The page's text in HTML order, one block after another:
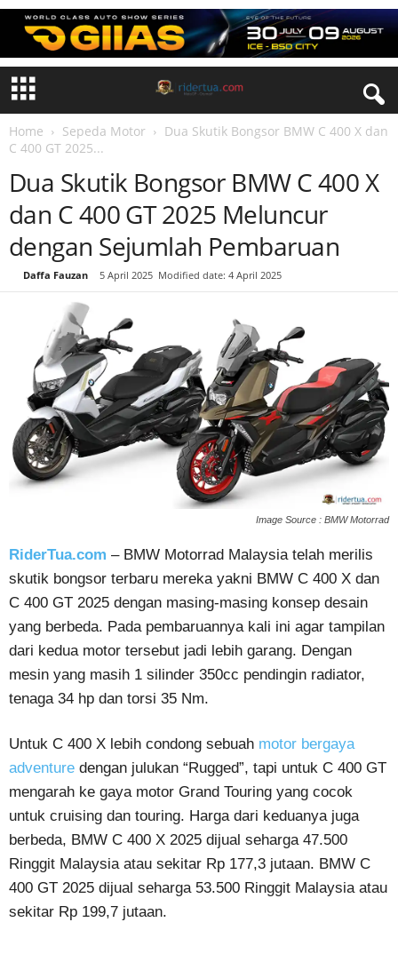
Home Sepeda Motor
Dua Skutik Bongsor BMW C 400 X dan
C 400 GT 2025...
Dua Skutik Bongsor BMW C 400 X
dan C 400 GT 2025 Meluncur
dengan Sejumlah Pembaruan
Daffa Fauzan 5 April 2025 Modified date: 4 April 2025
Image Source : BMW Motorrad
RiderTua.com – BMW Motorrad Malaysia telah merilis
skutik bongsor terbaru mereka yakni BMW C 400 X dan
C 400 GT 2025 dengan masing-masing konsep desain
yang berbeda. Pada pembaruannya kali ini agar tampilan
dari kedua motor tersebut jadi lebih garang. Dengan
mesin yang masih 1 silinder 350cc pendingin radiator,
tenaga 34 hp dan torsi 35 Nm.
Untuk C 400 X lebih condong sebuah motor bergaya
adventure dengan julukan “Rugged”, tapi untuk C 400 GT
mengarah ke gaya motor Grand Touring yang cocok
untuk cruising dan touring. Harga dari keduanya juga
berbeda, BMW C 400 X 2025 dijual seharga 47.500
Ringgit Malaysia atau sekitar Rp 177,3 jutaan. BMW C
400 GT 2025 dijual seharga 53.500 Ringgit Malaysia atau
sekitar Rp 199,7 jutaan.